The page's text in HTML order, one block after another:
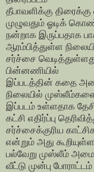
தீபாவளிக்கு
முழுவதும் ஓடிக்
நன்றாக இருப்பதாக
ஆரம்பித்துள்ள
சர்ச்சை
பின்னணியில்
இப்படத்தின் கதை
நிலையில் முஸ்லீம்களை
இப்படம் உள்ளதாக
கட்சி எதிர்ப்பு
சர்ச்சைக்குரிய
என்றும் அது
பல்வேறு முஸ்லீம்
வீட்டு முன்பு